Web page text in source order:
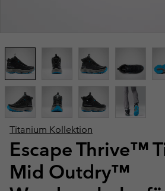
Titanium Kollektion
Escape Thrive™
Mid Outdry™